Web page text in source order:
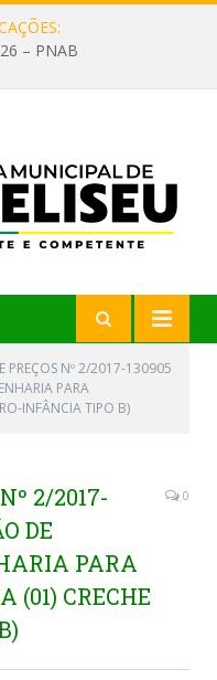
– PNAB
PREÇOS Nº 2/2017-130905
PARA
INFÂNCIA TIPO B)
2/2017-
DE
PARA
(01) CRECHE
0